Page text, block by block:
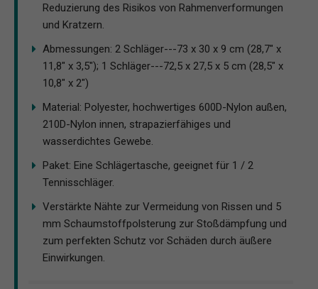
Reduzierung des Risikos von Rahmenverformungen
und Kratzern.
Abmessungen: 2 Schläger---73 x 30 x 9 cm (28,7" x
11,8" x 3,5"); 1 Schläger---72,5 x 27,5 x 5 cm (28,5" x
10,8" x 2")
Material: Polyester, hochwertiges 600D-Nylon außen,
210D-Nylon innen, strapazierfähiges und
wasserdichtes Gewebe.
Paket: Eine Schlägertasche, geeignet für 1 / 2
Tennisschläger.
Verstärkte Nähte zur Vermeidung von Rissen und 5
mm Schaumstoffpolsterung zur Stoßdämpfung und
zum perfekten Schutz vor Schäden durch äußere
Einwirkungen.